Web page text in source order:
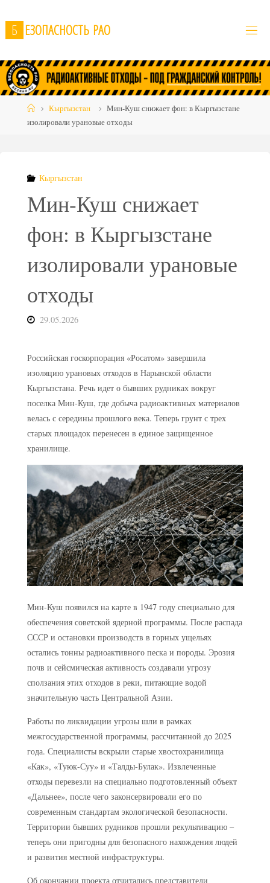
to
content
Б ЕЗОПАСНОСТЬ РАО
HomeКыргызстан
Мин-Куш снижает фон: в Кыргызстане
изолировали урановые отходы
Кыргызстан
Мин-Куш снижает
фон: в Кыргызстане
изолировали урановые
отходы
29.05.2026
Российская госкорпорация «Росатом» завершила
изоляцию урановых отходов в Нарынской области
Кыргызстана. Речь идет о бывших рудниках вокруг
поселка Мин-Куш, где добыча радиоактивных материалов
велась с середины прошлого века. Теперь грунт с трех
старых площадок перенесен в единое защищенное
хранилище.
Мин-Куш появился на карте в 1947 году специально для
обеспечения советской ядерной программы. После распада
СССР и остановки производств в горных ущельях
остались тонны радиоактивного песка и породы. Эрозия
почв и сейсмическая активность создавали угрозу
сползания этих отходов в реки, питающие водой
значительную часть Центральной Азии.
Работы по ликвидации угрозы шли в рамках
межгосударственной программы, рассчитанной до 2025
года. Специалисты вскрыли старые хвостохранилища
«Как», «Туюк-Суу» и «Талды-Булак». Извлеченные
отходы перевезли на специально подготовленный объект
«Дальнее», после чего законсервировали его по
современным стандартам экологической безопасности.
Территории бывших рудников прошли рекультивацию –
теперь они пригодны для безопасного нахождения людей
и развития местной инфраструктуры.
Об окончании проекта отчитались представители